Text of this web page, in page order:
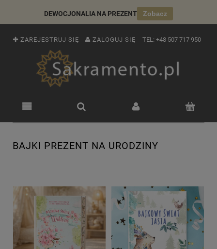
DEWOCJONALIA NA PREZENT Zobacz
ZAREJESTRUJ SIĘ ZALOGUJ SIĘ TEL: +48 507 717 950
BAJKI PREZENT NA URODZINY